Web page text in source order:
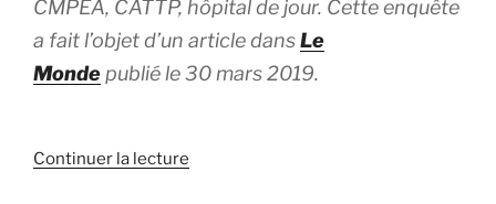
CMPEA, CATTP, hôpital de jour. Cette enquête
a fait l’objet d’un article dansLe
Monde publié le 30 mars 2019.
Continuer la lecture